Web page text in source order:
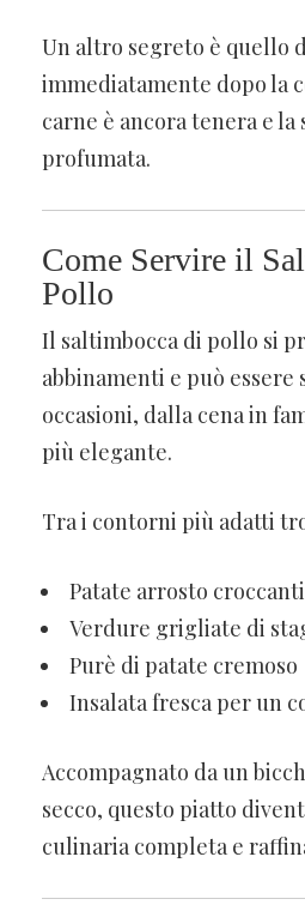
Un altro segreto è quello
immediatamente dopo la
carne è ancora tenera e la
profumata.
Come Servire il
Pollo
Il saltimbocca di pollo si
abbinamenti e può
occasioni, dalla cena in
più elegante.
Tra i contorni più adatti
Patate arrosto croccanti
Verdure grigliate di
Purè di patate cremoso
Insalata fresca per un
Accompagnato da un
secco, questo piatto
culinaria completa e